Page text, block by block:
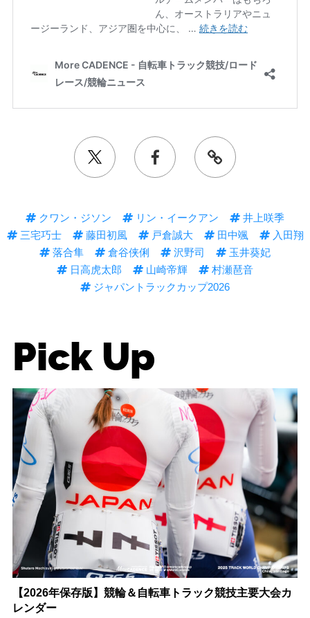
クワン・ジソン リン・イークアン
井上咲季
三宅巧士
藤田初風 戸倉誠大 田中颯
入田翔
落合隼
倉谷侠俐 沢野司
玉井葵妃
日高虎太郎
山崎帝輝
村瀬琶音
ジャパントラックカップ2026
Pick Up
【2026年保存版】競輪＆自転車トラック競技主要大会カ
レンダー